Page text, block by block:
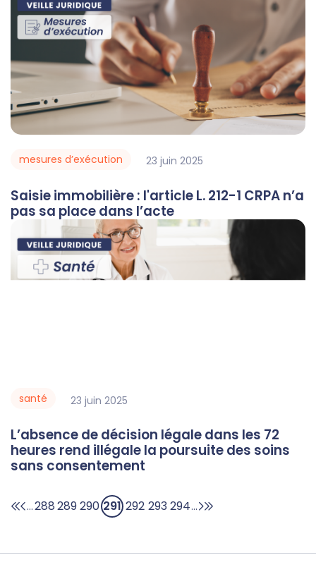
Saisie immobilière : l'article L. 212-1 CRPA n’a
pas sa place dans l’acte
23 juin 2025
mesures d’exécution
L’absence de décision légale dans les 72
heures rend illégale la poursuite des soins
sans consentement
23 juin 2025
santé
...288289290 291 292 293294...